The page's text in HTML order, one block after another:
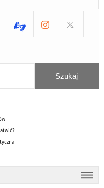
czarnymczarnymżółtym